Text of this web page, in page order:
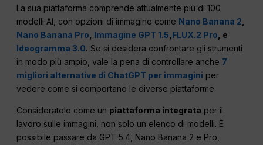
La sua piattaforma comprende attualmente più di 100
modelli AI, con opzioni di immagine come Nano Banana 2
Nano Banana Pro Immagine GPT 1.5 FLUX.2 Pro , e
Ideogramma 3.0. Se si desidera confrontare gli strumenti
in modo più ampio, vale la pena di controllare anche 7
migliori alternative di ChatGPT per immagini per
vedere come si comportano le diverse piattaforme.
Consideratelo come un piattaforma integrata per il
lavoro sulle immagini, non solo un elenco di modelli. È
possibile passare da GPT 5.4, Nano Banana 2 e Pro,